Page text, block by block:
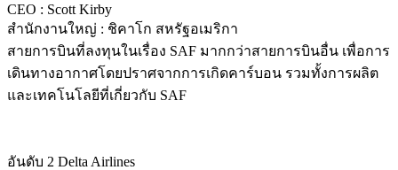
CEO : Scott Kirby
สำนักงานใหญ่ : ชิคาโก สหรัฐอเมริกา
สายการบินที่ลงทุนในเรื่อง SAF มากกว่าสายการบินอื่น เพื่อการ
เดินทางอากาศโดยปราศจากการเกิดคาร์บอน รวมทั้งการผลิต
และเทคโนโลยีที่เกี่ยวกับ SAF
อันดับ 2 Delta Airlines